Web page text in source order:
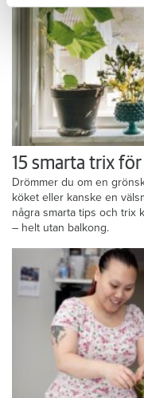
15 smarta trix
Drömmer du om en
köket eller kanske en
några smarta tips och trix
– helt utan balkong.